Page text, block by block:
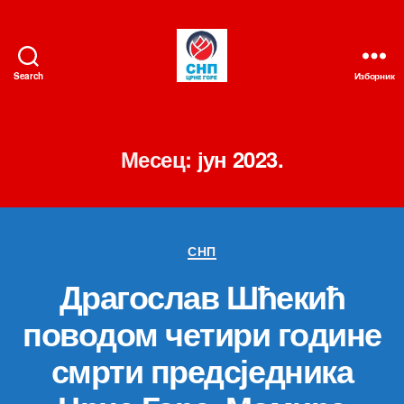
Search Изборник
Месец: јун 2023.
Категорије
СНП
Драгослав Шћекић
поводом четири године
смрти предсједника